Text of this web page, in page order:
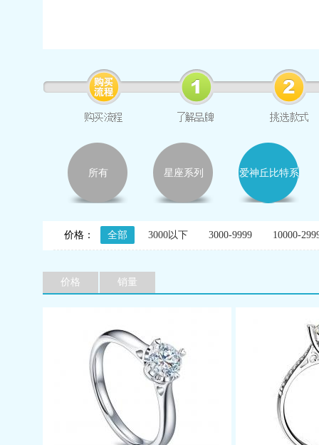
所有 星座系列 爱神丘比特系
列
价格： 全部 3000以下 3000-9999 10000-
价格 销量